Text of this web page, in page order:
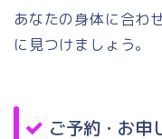
あなたの身体に合わ
に見つけましょう。
ご予約・お申